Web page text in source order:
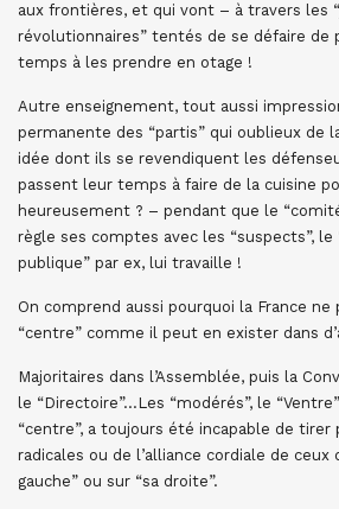
aux frontières, et qui vont – à travers les
révolutionnaires” tentés de se défaire de
temps à les prendre en otage !
Autre enseignement, tout aussi
permanente des “partis” qui oublieux de
idée dont ils se revendiquent les
passent leur temps à faire de la cuisine
heureusement ? – pendant que le
règle ses comptes avec les “suspects”,
publique” par ex, lui travaille !
On comprend aussi pourquoi la France ne
“centre” comme il peut en exister dans
Majoritaires dans l’Assemblée, puis la
le “Directoire”…Les “modérés”, le
“centre”, a toujours été incapable de tirer
radicales ou de l’alliance cordiale de ceux
gauche” ou sur “sa droite”.